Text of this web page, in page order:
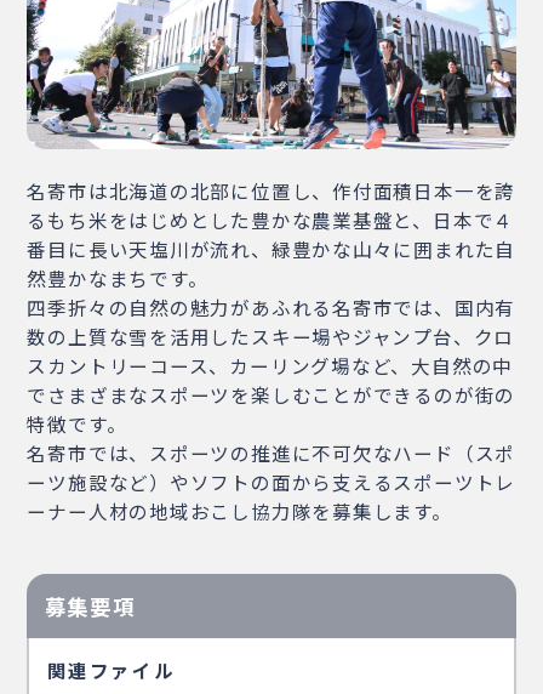
名寄市は北海道の北部に位置し、作付面積日本一を誇
るもち米をはじめとした豊かな農業基盤と、日本で４
番目に長い天塩川が流れ、緑豊かな山々に囲まれた自
然豊かなまちです。
四季折々の自然の魅力があふれる名寄市では、国内有
数の上質な雪を活用したスキー場やジャンプ台、クロ
スカントリーコース、カーリング場など、大自然の中
でさまざまなスポーツを楽しむことができるのが街の
特徴です。
名寄市では、スポーツの推進に不可欠なハード（スポ
ーツ施設など）やソフトの面から支えるスポーツトレ
ーナー人材の地域おこし協力隊を募集します。
募集要項
関連ファイル